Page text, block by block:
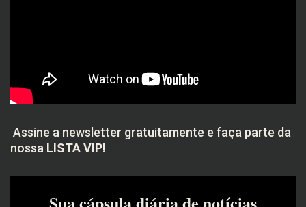
Assine a newsletter gratuitamente e faça parte da
nossa LISTA VIP!